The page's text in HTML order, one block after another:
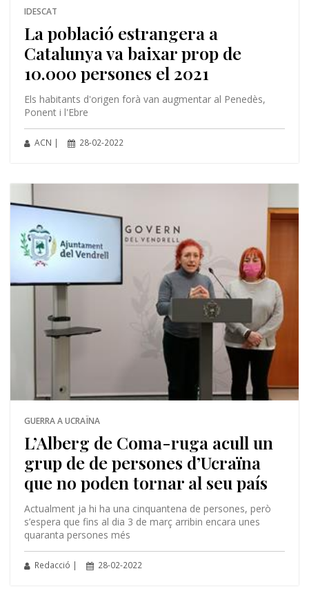
IDESCAT
La població estrangera a
Catalunya va baixar prop de
10.000 persones el 2021
Els habitants d'origen forà van augmentar al Penedès,
Ponent i l'Ebre
ACN | 28-02-2022
GUERRA A UCRAÏNA
L’Alberg de Coma-ruga acull un
grup de de persones d’Ucraïna
que no poden tornar al seu país
Actualment ja hi ha una cinquantena de persones, però
s’espera que fins al dia 3 de març arribin encara unes
quaranta persones més
Redacció | 28-02-2022